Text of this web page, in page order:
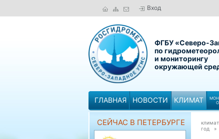
Вход
ФГБУ «Северо-
по
и мониторингу
окружающей
ГЛАВНАЯ НОВОСТИ КЛИМАТ
СЕЙЧАС В ПЕТЕРБУРГЕ климат
год »